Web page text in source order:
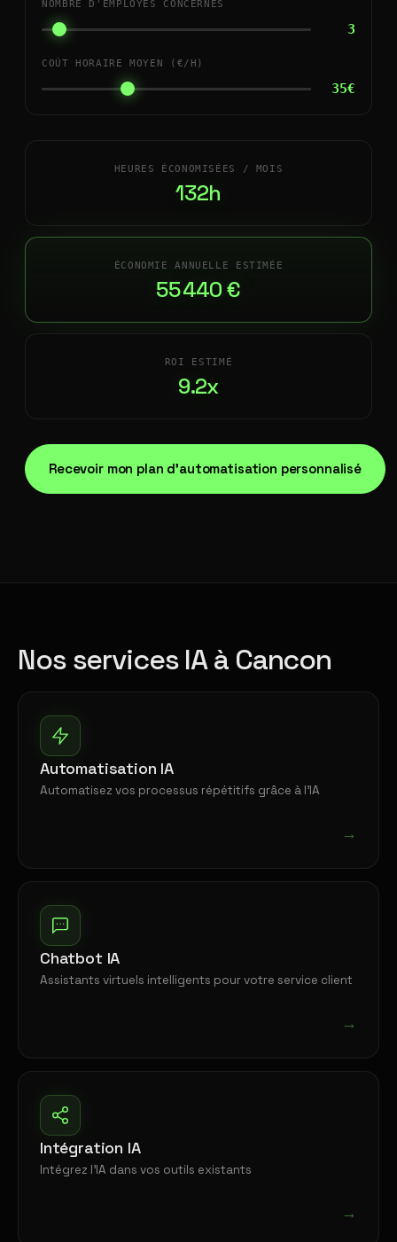
NOMBRE D'EMPLOYÉS CONCERNÉS
3
COÛT HORAIRE MOYEN (€/H)
35€
HEURES ÉCONOMISÉES / MOIS
132h
ÉCONOMIE ANNUELLE ESTIMÉE
55 440 €
ROI ESTIMÉ
9.2x
Recevoir mon plan d'automatisation personnalisé
Nos services IA à Cancon
Automatisation IA
Automatisez vos processus répétitifs grâce à l'IA
→
Chatbot IA
Assistants virtuels intelligents pour votre service client
→
Intégration IA
Intégrez l'IA dans vos outils existants
→